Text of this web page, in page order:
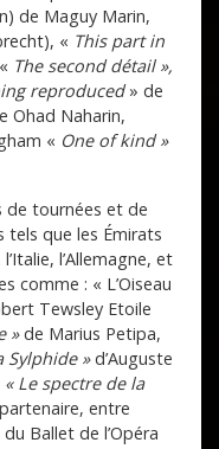
de Maguy Marin,
« This part in
The second détail »,
reproduced» de
Ohad Naharin,
« One of kind »
de tournées et de
tels que les Émirats
l’Allemagne, et
comme : « L’Oiseau
Tewsley Etoile
»de Marius Petipa,
Sylphide »d’Auguste
Le spectre de la
entre
Ballet de l’Opéra